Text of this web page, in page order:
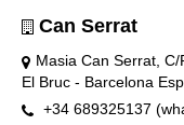
Can Serrat
Masia Can Serrat,
El Bruc - Barcelona
+34 689325137